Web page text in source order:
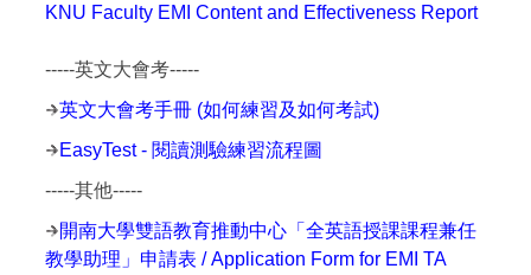
KNU Faculty EMI Content and Effectiveness Report
-----英文大會考-----
英文大會考手冊 (如何練習及如何考試)
EasyTest - 閱讀測驗練習流程圖
-----其他-----
開南大學雙語教育推動中心「全英語授課課程兼任
教學助理」申請表 / Application Form for EMI TA